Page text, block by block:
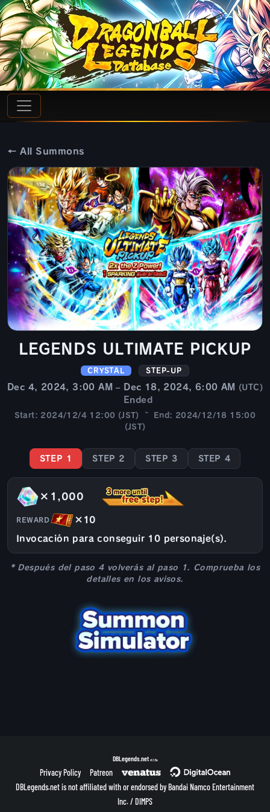
← All Summons
LEGENDS ULTIMATE PICKUP
CRYSTAL STEP-UP
Dec 4, 2024, 3:00 AM – Dec 18, 2024, 6:00 AM (UTC)
Ended
Start: 2024/12/4 12:00 (JST) ~ End: 2024/12/18 15:00
(JST)
STEP 1 STEP 2 STEP 3 STEP 4
×1,000
Invocación para conseguir 10 personaje(s).
REWARD ×10
* Después del paso 4 volverás al paso 1. Comprueba los
detalles en los avisos.
DBLegends.net v1.1.5a
Privacy Policy
Patreon
DBLegends.net is not affiliated with or endorsed by Bandai Namco Entertainment
Inc. / DIMPS